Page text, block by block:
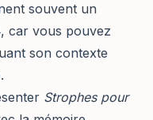
souvent un
car vous pouvez
son contexte
Strophes pour